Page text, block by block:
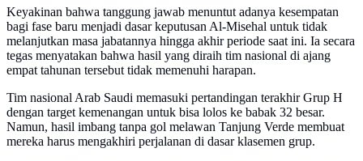
Keyakinan bahwa tanggung jawab menuntut adanya kesempatan
bagi fase baru menjadi dasar keputusan Al-Misehal untuk tidak
melanjutkan masa jabatannya hingga akhir periode saat ini. Ia secara
tegas menyatakan bahwa hasil yang diraih tim nasional di ajang
empat tahunan tersebut tidak memenuhi harapan.
Tim nasional Arab Saudi memasuki pertandingan terakhir Grup H
dengan target kemenangan untuk bisa lolos ke babak 32 besar.
Namun, hasil imbang tanpa gol melawan Tanjung Verde membuat
mereka harus mengakhiri perjalanan di dasar klasemen grup.